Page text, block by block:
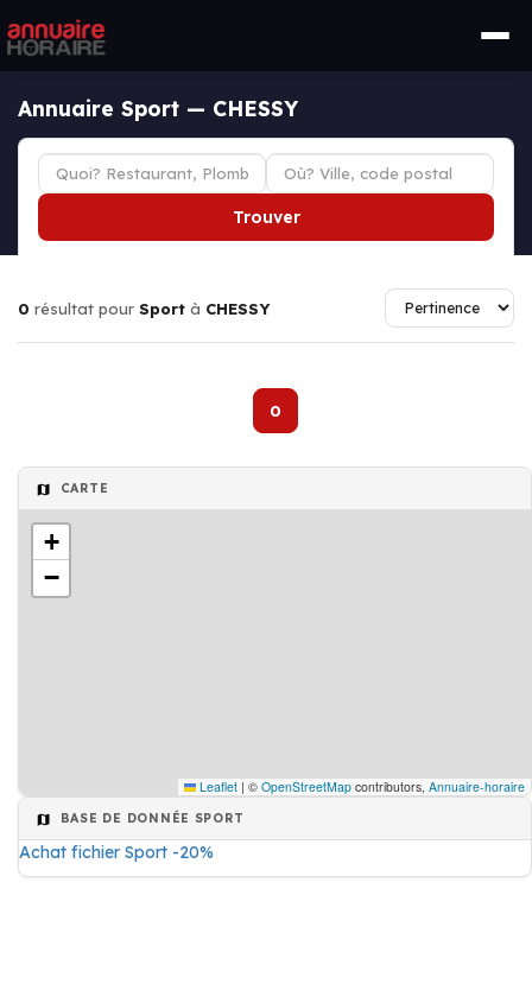
Annuaire Sport — CHESSY
Trouver
0 résultat pour Sport à CHESSY
0
CARTE
+
−
Leaflet | © OpenStreetMap contributors, Annuaire-horaire
BASE DE DONNÉE SPORT
Achat fichier Sport -20%